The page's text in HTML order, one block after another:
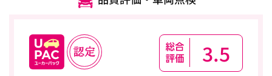
3.5